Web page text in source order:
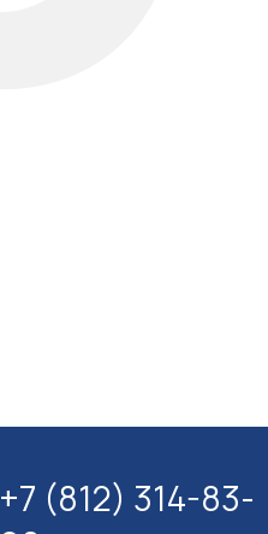
+7 (812) 314-83-